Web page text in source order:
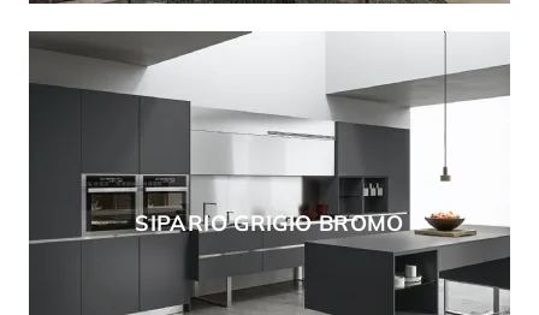
SIPARIO GRIGIO BROMO